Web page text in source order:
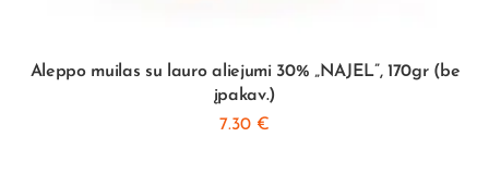
Aleppo muilas su lauro aliejumi 30% „NAJEL”, 170gr (be
įpakav.)
7.30 €